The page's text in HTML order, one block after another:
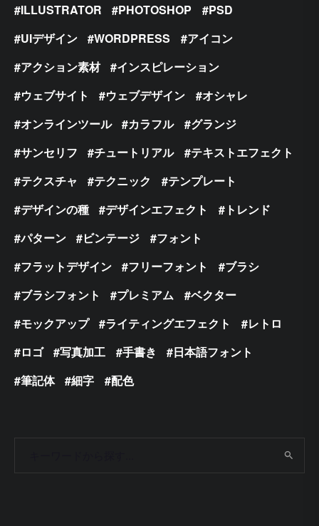
ILLUSTRATOR
PHOTOSHOP
PSD
UIデザイン
WORDPRESS
アイコン
アクション素材
インスピレーション
ウェブサイト
ウェブデザイン
オシャレ
オンラインツール
カラフル
グランジ
サンセリフ
チュートリアル
テキストエフェクト
テクスチャ
テクニック
テンプレート
デザインの種
デザインエフェクト
トレンド
パターン
ビンテージ
フォント
フラットデザイン
フリーフォント
ブラシ
ブラシフォント
プレミアム
ベクター
モックアップ
ライティングエフェクト
レトロ
ロゴ
写真加工 手書き
日本語フォント
筆記体
細字 配色